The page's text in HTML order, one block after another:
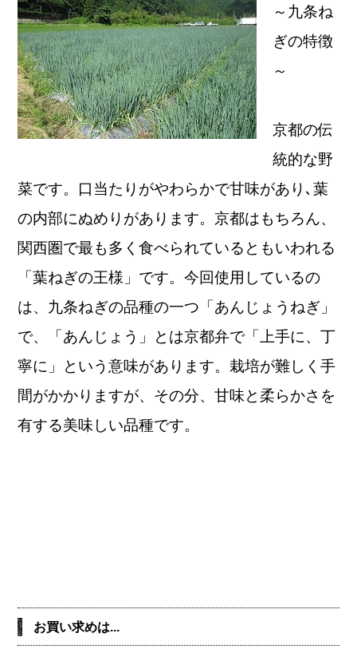
～九条ね
ぎの特徴
～
京都の伝
統的な野
菜です。口当たりがやわらかで甘味があり､葉
の内部にぬめりがあります。京都はもちろん、
関西圏で最も多く食べられているともいわれる
「葉ねぎの王様」です。今回使用しているの
は、九条ねぎの品種の一つ「あんじょうねぎ」
で、「あんじょう」とは京都弁で「上手に、丁
寧に」という意味があります。 栽培が難しく手
間がかかりますが、その分、甘味と柔らかさを
有する美味しい品種です。
お買い求めは...